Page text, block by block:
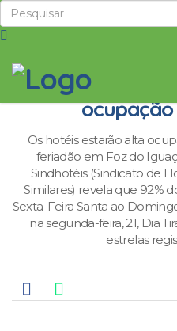
Hotéis de Foz
ocupação
Os hotéis estarão alta
feriadão em Foz do
Sindhotéis (Sindicato de
Similares) revela que 92%
Sexta-Feira Santa ao
na segunda-feira, 21, Dia
estrelas